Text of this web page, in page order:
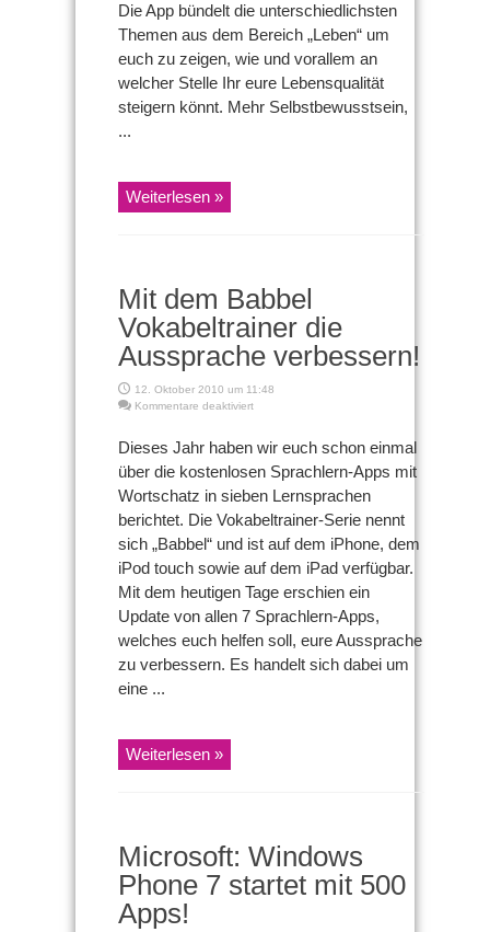
Die App bündelt die unterschiedlichsten
Themen aus dem Bereich „Leben“ um
euch zu zeigen, wie und vorallem an
welcher Stelle Ihr eure Lebensqualität
steigern könnt. Mehr Selbstbewusstsein,
...
Weiterlesen »
Mit dem Babbel
Vokabeltrainer die
Aussprache verbessern!
12. Oktober 2010 um 11:48
Kommentare deaktiviertfür
Babbel
Vokabeltrainer
Aussprache
verbessern!
Dieses Jahr haben wir euch schon einmal
über die kostenlosen Sprachlern-Apps mit
Wortschatz in sieben Lernsprachen
berichtet. Die Vokabeltrainer-Serie nennt
sich „Babbel“ und ist auf dem iPhone, dem
iPod touch sowie auf dem iPad verfügbar.
Mit dem heutigen Tage erschien ein
Update von allen 7 Sprachlern-Apps,
welches euch helfen soll, eure Aussprache
zu verbessern. Es handelt sich dabei um
eine ...
Weiterlesen »
Microsoft: Windows
Phone 7 startet mit 500
Apps!